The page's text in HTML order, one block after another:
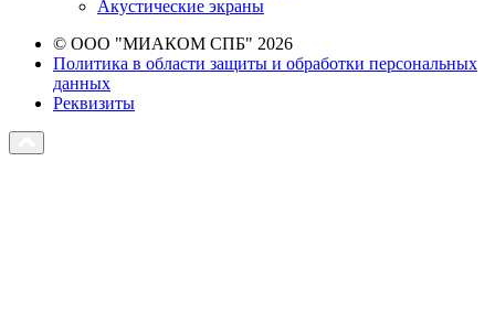
Акустические экраны
© ООО "МИАКОМ СПБ" 2026
Политика в области защиты и обработки персональных
данных
Реквизиты